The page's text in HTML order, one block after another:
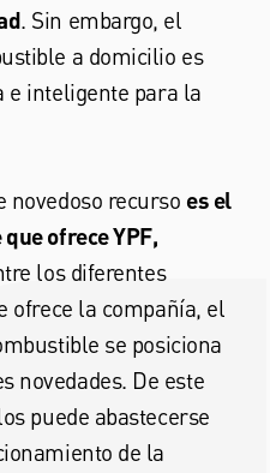
. Sin embargo, el
a domicilio es
e inteligente para la
novedoso recurso es el
ofrece YPF,
los diferentes
ofrece la compañía, el
se posiciona
novedades. De este
puede abastecerse
de la